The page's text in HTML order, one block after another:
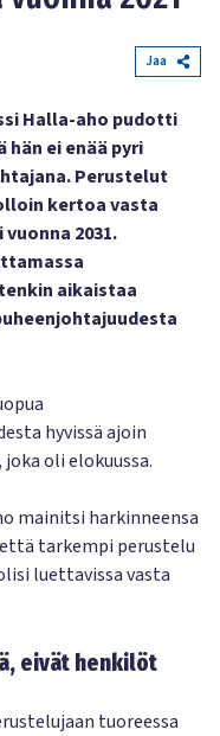
Jaa
Halla-aho pudotti
ei enää pyri
Perustelut
kertoa vasta
2031.
aikaistaa
hyvissä ajoin
oli elokuussa.
mainitsi harkinneensa
tarkempi perustelu
luettavissa vasta
eivät henkilöt
tuoreessa